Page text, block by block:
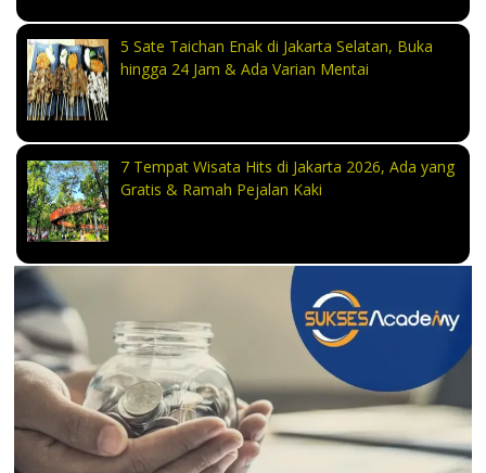
5 Sate Taichan Enak di Jakarta Selatan, Buka
hingga 24 Jam & Ada Varian Mentai
7 Tempat Wisata Hits di Jakarta 2026, Ada yang
Gratis & Ramah Pejalan Kaki